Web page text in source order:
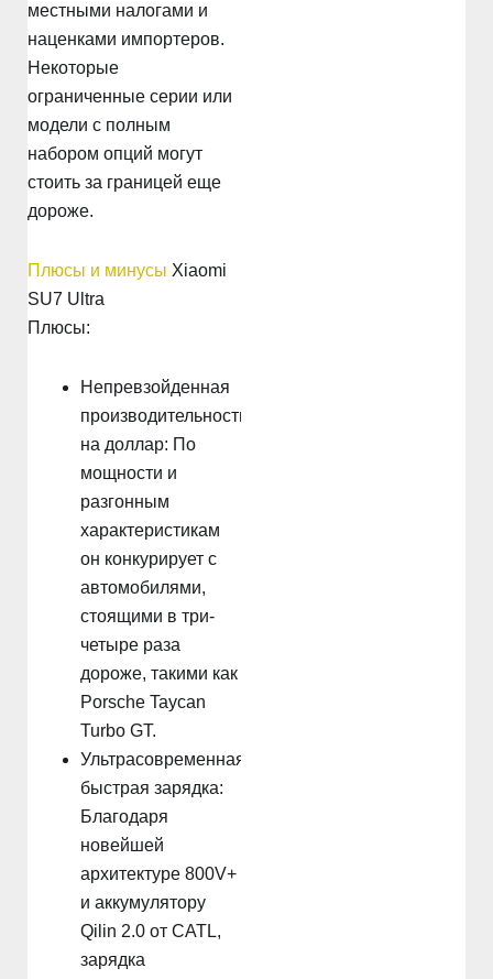
местными налогами и
наценками импортеров.
Некоторые
ограниченные серии или
модели с полным
набором опций могут
стоить за границей еще
дороже.
Плюсы и минусы Xiaomi
SU7 Ultra
Плюсы:
Непревзойденная
производительность
на доллар: По
мощности и
разгонным
характеристикам
он конкурирует с
автомобилями,
стоящими в три-
четыре раза
дороже, такими как
Porsche Taycan
Turbo GT.
Ультрасовременная
быстрая зарядка:
Благодаря
новейшей
архитектуре 800V+
и аккумулятору
Qilin 2.0 от CATL,
зарядка